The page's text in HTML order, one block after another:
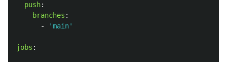
push:
branches :
-
'main'
jobs :